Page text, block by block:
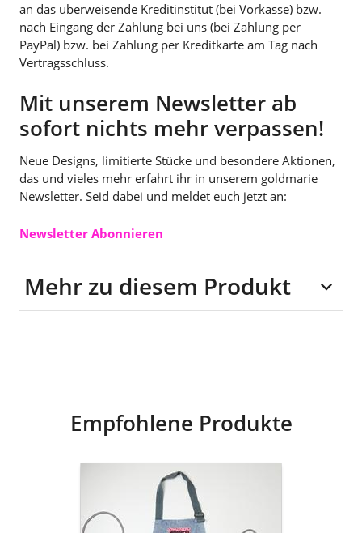
an das überweisende Kreditinstitut (bei Vorkasse) bzw.
nach Eingang der Zahlung bei uns (bei Zahlung per
PayPal) bzw. bei Zahlung per Kreditkarte am Tag nach
Vertragsschluss.
Mit unserem Newsletter ab
sofort nichts mehr verpassen!
Neue Designs, limitierte Stücke und besondere Aktionen,
das und vieles mehr erfahrt ihr in unserem goldmarie
Newsletter. Seid dabei und meldet euch jetzt an:
Newsletter Abonnieren
Mehr zu diesem Produkt
Empfohlene Produkte
Kochschürze
MOINGIORNO